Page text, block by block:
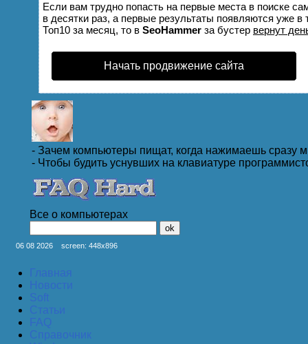
Если вам трудно попасть на первые места в поиске
в десятки раз, а первые результаты появляются уже
Топ10 за месяц, то в SeoHammer за бустер вернут
Начать продвижение сайта
- Зачем компьютеры пищат, когда нажимаешь сразу
- Чтобы будить уснувших на клавиатуре
Виндоус обнаружил изменение координат курсора
У меня мышь в коме.
Все о компьютерах
06 08 2026 screen: 448x896
Главная
Новости
Soft
Статьи
FAQ
Справочник